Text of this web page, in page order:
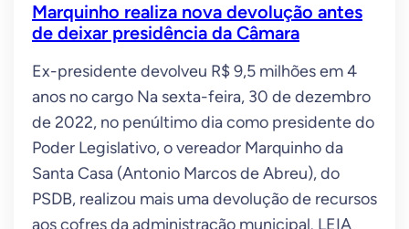
Marquinho realiza nova devolução antes
de deixar presidência da Câmara
Ex-presidente devolveu R$ 9,5 milhões em 4
anos no cargo Na sexta-feira, 30 de dezembro
de 2022, no penúltimo dia como presidente do
Poder Legislativo, o vereador Marquinho da
Santa Casa (Antonio Marcos de Abreu), do
PSDB, realizou mais uma devolução de recursos
aos cofres da administração municipal. LEIA